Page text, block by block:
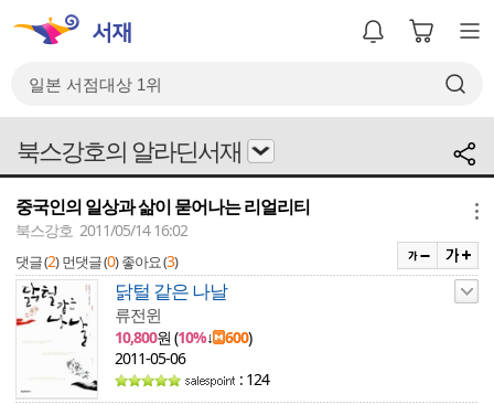
북스강호의 알라딘서재
중국인의 일상과 삶이 묻어나는 리얼리티
북스강호 2011/05/14 16:02
댓글 (2) 먼댓글 (0) 좋아요 (3)
닭털 같은 나날
류전윈
10,800원 (10%↓ 600)
2011-05-06
: 124